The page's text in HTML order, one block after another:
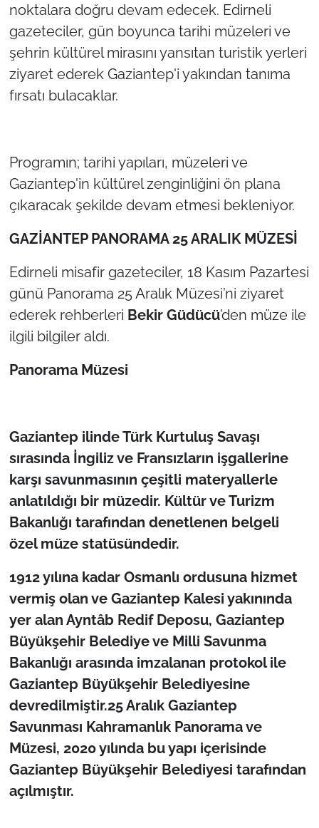
noktalara doğru devam edecek. Edirneli
gazeteciler, gün boyunca tarihi müzeleri ve
şehrin kültürel mirasını yansıtan turistik yerleri
ziyaret ederek Gaziantep'i yakından tanıma
fırsatı bulacaklar.
​Programın; tarihi yapıları, müzeleri ve
Gaziantep'in kültürel zenginliğini ön plana
çıkaracak şekilde devam etmesi bekleniyor.
GAZİANTEP PANORAMA 25 ARALIK MÜZESİ
Edirneli misafir gazeteciler, 18 Kasım Pazartesi
günü Panorama 25 Aralık Müzesi’ni ziyaret
ederek rehberleri Bekir Güdücü’den müze ile
ilgili bilgiler aldı.
Panorama Müzesi
Gaziantep ilinde Türk Kurtuluş Savaşı
sırasında İngiliz ve Fransızların işgallerine
karşı savunmasının çeşitli materyallerle
anlatıldığı bir müzedir. Kültür ve Turizm
Bakanlığı tarafından denetlenen belgeli
özel müze statüsündedir.
1912 yılına kadar Osmanlı ordusuna hizmet
vermiş olan ve Gaziantep Kalesi yakınında
yer alan Ayntâb Redif Deposu, Gaziantep
Büyükşehir Belediye ve Milli Savunma
Bakanlığı arasında imzalanan protokol ile
Gaziantep Büyükşehir Belediyesine
devredilmiştir.25 Aralık Gaziantep
Savunması Kahramanlık Panorama ve
Müzesi, 2020 yılında bu yapı içerisinde
Gaziantep Büyükşehir Belediyesi tarafından
açılmıştır.
Genel-A
Gündem-Eğitim